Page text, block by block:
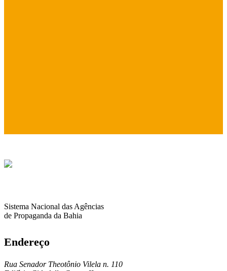
Sistema Nacional das Agências
de Propaganda da Bahia
Endereço
Rua Senador Theotônio Vilela n. 110